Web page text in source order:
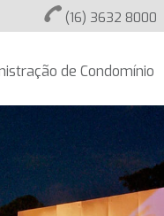
(16) 3632 8000
de Condomínio